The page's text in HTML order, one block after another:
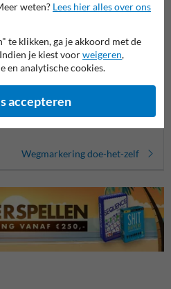
Wegenverf
Wegmarkering doe-het-zelf
weten? Lees hier alles over ons
te klikken, ga je akkoord met de
je kiest voorweigeren,
en analytische cookies.
accepteren